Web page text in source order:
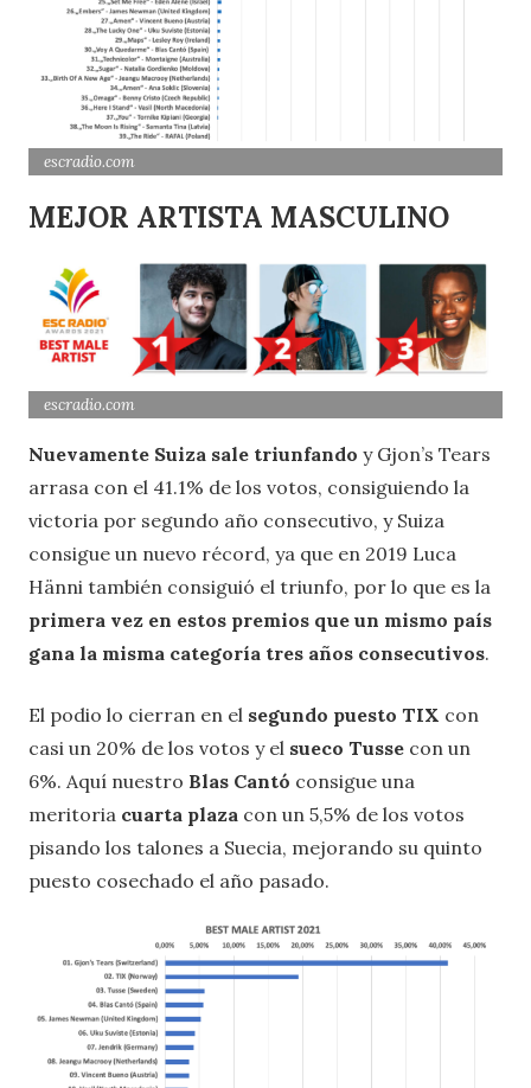
escradio.com
MEJOR ARTISTA MASCULINO
escradio.com
Nuevamente Suiza sale triunfando y Gjon’s Tears
arrasa con el 41.1% de los votos, consiguiendo la
victoria por segundo año consecutivo, y Suiza
consigue un nuevo récord, ya que en 2019 Luca
Hänni también consiguió el triunfo, por lo que es la
primera vez en estos premios que un mismo país
gana la misma categoría tres años consecutivos.
El podio lo cierran en el segundo puesto TIX con
casi un 20% de los votos y el sueco Tusse con un
6%. Aquí nuestro Blas Cantó consigue una
meritoria cuarta plaza con un 5,5% de los votos
pisando los talones a Suecia, mejorando su quinto
puesto cosechado el año pasado.